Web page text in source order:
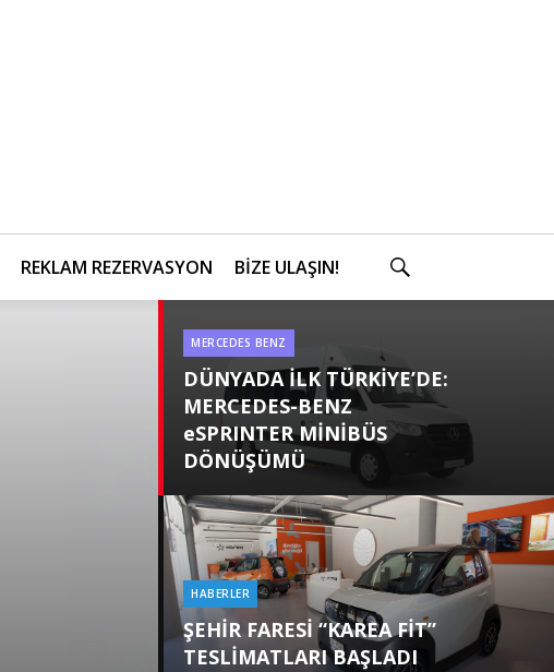
REKLAM REZERVASYON BİZE ULAŞIN!
SEARCH
Categories
MERCEDES BENZ
DÜNYADA İLK TÜRKİYE’DE:
MERCEDES-BENZ
eSPRINTER MİNİBÜS
DÖNÜŞÜMÜ
Categories
HABERLER
ŞEHİR FARESİ “KAREA FİT”
TESLİMATLARI BAŞLADI